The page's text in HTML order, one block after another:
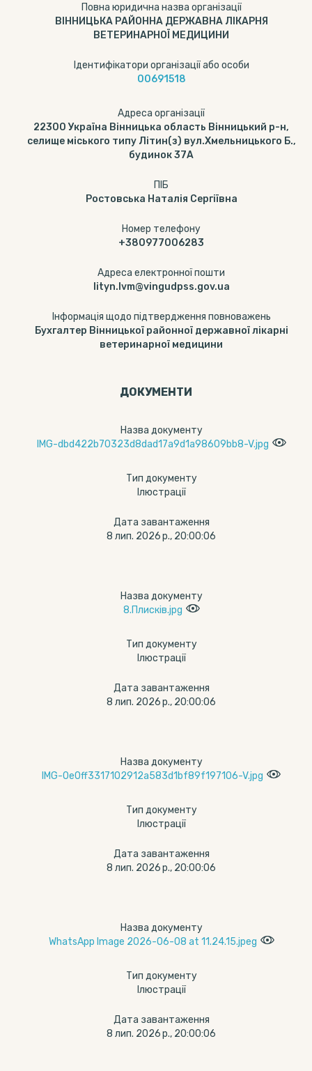
Повна юридична назва організації
ВІННИЦЬКА РАЙОННА ДЕРЖАВНА ЛІКАРНЯ
ВЕТЕРИНАРНОЇ МЕДИЦИНИ
Ідентифікатори організації або особи
00691518
Адреса організації
22300 Україна Вінницька область Вінницький р-н,
селище міського типу Літин(з) вул.Хмельницького Б.,
будинок 37А
ПІБ
Ростовська Наталія Сергіївна
Номер телефону
+380977006283
Адреса електронної пошти
lityn.lvm@vingudpss.gov.ua
Інформація щодо підтвердження повноважень
Бухгалтер Вінницької районної державної лікарні
ветеринарної медицини
ДОКУМЕНТИ
Назва документу
IMG-dbd422b70323d8dad17a9d1a98609bb8-V.jpg
Тип документу
Ілюстрації
Дата завантаження
8 лип. 2026 р., 20:00:06
Назва документу
8.Плисків.jpg
Тип документу
Ілюстрації
Дата завантаження
8 лип. 2026 р., 20:00:06
Назва документу
IMG-0e0ff3317102912a583d1bf89f197106-V.jpg
Тип документу
Ілюстрації
Дата завантаження
8 лип. 2026 р., 20:00:06
Назва документу
WhatsApp Image 2026-06-08 at 11.24.15.jpeg
Тип документу
Ілюстрації
Дата завантаження
8 лип. 2026 р., 20:00:06